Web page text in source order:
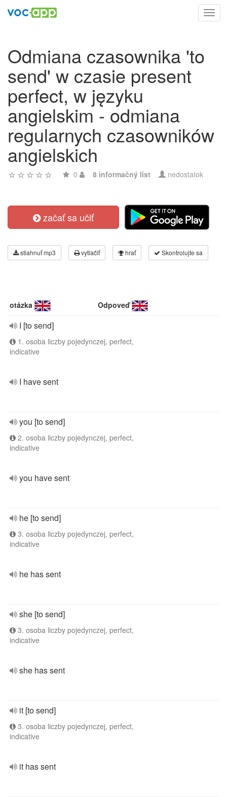
Odmiana czasownika 'to
send' w czasie present
perfect, w języku
angielskim - odmiana
regularnych czasowników
angielskich
0 8 informačný list nedostatok
začať sa učiť
stiahnuť mp3 vytlačiť hrať Skontrolujte sa
otázka Odpoveď
I [to send]
1. osoba liczby pojedynczej, perfect,
indicative
I have sent
you [to send]
2. osoba liczby pojedynczej, perfect,
indicative
you have sent
he [to send]
3. osoba liczby pojedynczej, perfect,
indicative
he has sent
she [to send]
3. osoba liczby pojedynczej, perfect,
indicative
she has sent
it [to send]
3. osoba liczby pojedynczej, perfect,
indicative
it has sent